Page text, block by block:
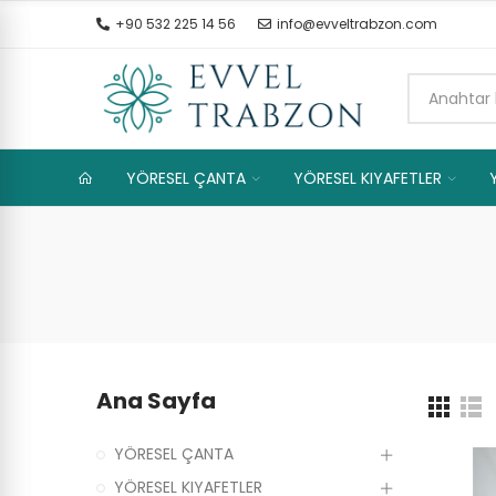
+90 532 225 14 56 info@evveltrabzon.com
YÖRESEL ÇANTA YÖRESEL KIYAFETLER
Ana Sayfa
YÖRESEL ÇANTA
YÖRESEL KIYAFETLER